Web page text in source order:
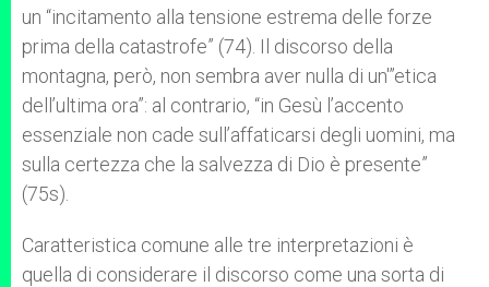
un “incitamento alla tensione estrema delle forze
prima della catastrofe” (74). Il discorso della
montagna, però, non sembra aver nulla di un'”etica
dell’ultima ora”: al contrario, “in Gesù l’accento
essenziale non cade sull’affaticarsi degli uomini, ma
sulla certezza che la salvezza di Dio è presente”
(75s).
Caratteristica comune alle tre interpretazioni è
quella di considerare il discorso come una sorta di